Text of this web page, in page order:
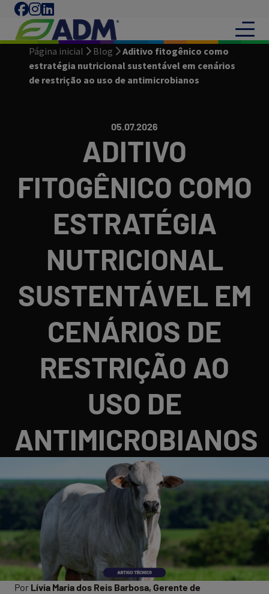
Página inicial Blog
Aditivo fitogênico como
estratégia nutricional sustentável em cenários
de restrição ao uso de antimicrobianos
05.07.2026
ADITIVO
FITOGÊNICO COMO
ESTRATÉGIA
NUTRICIONAL
SUSTENTÁVEL EM
CENÁRIOS DE
RESTRIÇÃO AO
USO DE
ANTIMICROBIANOS
Por Lívia Maria dos Reis Barbosa, Gerente de